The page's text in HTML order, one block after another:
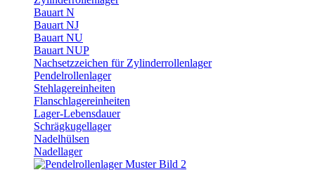
Bauart N
Bauart NJ
Bauart NU
Bauart NUP
Nachsetzzeichen für Zylinderrollenlager
Pendelrollenlager
Stehlagereinheiten
Flanschlagereinheiten
Lager-Lebensdauer
Schrägkugellager
Nadelhülsen
Nadellager